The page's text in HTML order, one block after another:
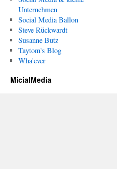
Unternehmen
Social Media Ballon
Steve Rückwardt
Susanne Butz
Taytom's Blog
Wha'ever
MicialMedia